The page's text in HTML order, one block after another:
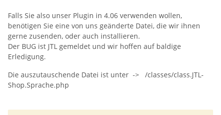
Falls Sie also unser Plugin in 4.06 verwenden wollen,
benötigen Sie eine von uns geänderte Datei, die wir ihnen
gerne zusenden, oder auch installieren.
Der BUG ist JTL gemeldet und wir hoffen auf baldige
Erledigung.
Die auszutauschende Datei ist unter -> /classes/class.JTL-
Shop.Sprache.php